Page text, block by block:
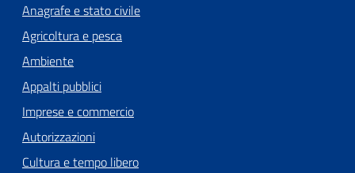
Anagrafe e stato civile
Agricoltura e pesca
Ambiente
Appalti pubblici
Imprese e commercio
Autorizzazioni
Cultura e tempo libero